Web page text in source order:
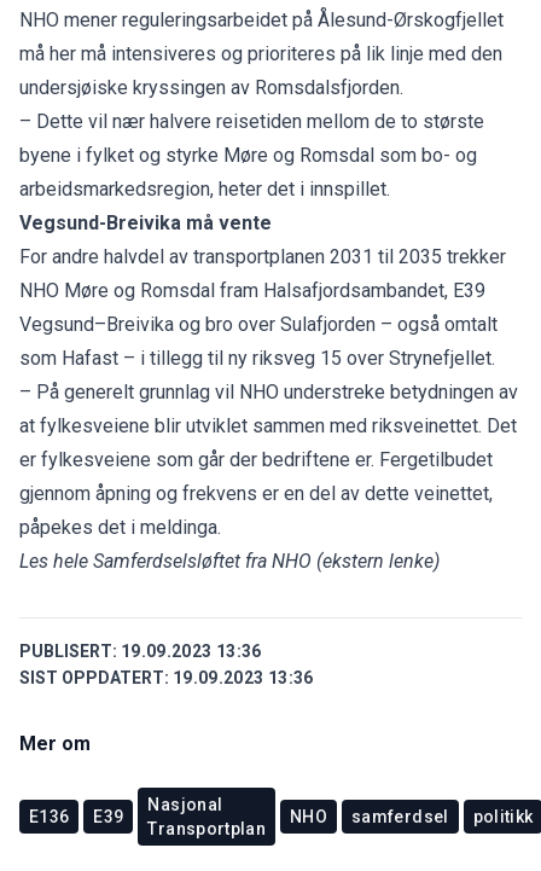
NHO mener reguleringsarbeidet på Ålesund-Ørskogfjellet
må her må intensiveres og prioriteres på lik linje med den
undersjøiske kryssingen av Romsdalsfjorden.
– Dette vil nær halvere reisetiden mellom de to største
byene i fylket og styrke Møre og Romsdal som bo- og
arbeidsmarkedsregion, heter det i innspillet.
Vegsund-Breivika må vente
For andre halvdel av transportplanen 2031 til 2035 trekker
NHO Møre og Romsdal fram Halsafjordsambandet, E39
Vegsund–Breivika og bro over Sulafjorden – også omtalt
som Hafast – i tillegg til ny riksveg 15 over Strynefjellet.
– På generelt grunnlag vil NHO understreke betydningen av
at fylkesveiene blir utviklet sammen med riksveinettet. Det
er fylkesveiene som går der bedriftene er. Fergetilbudet
gjennom åpning og frekvens er en del av dette veinettet,
påpekes det i meldinga.
Les hele Samferdselsløftet fra NHO (ekstern lenke)
PUBLISERT: 19.09.2023 13:36
SIST OPPDATERT: 19.09.2023 13:36
Mer om
E136 E39
Nasjonal
Transportplan
NHO samferdsel politikk